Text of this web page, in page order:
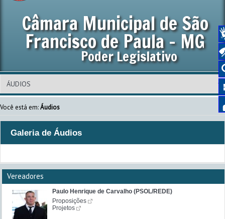
Câmara Municipal de São
Francisco de Paula - MG
Poder Legislativo
Você está em:Áudios
Galeria de Áudios
Vereadores
Paulo Henrique de Carvalho (PSOL/REDE)
Proposições
Projetos